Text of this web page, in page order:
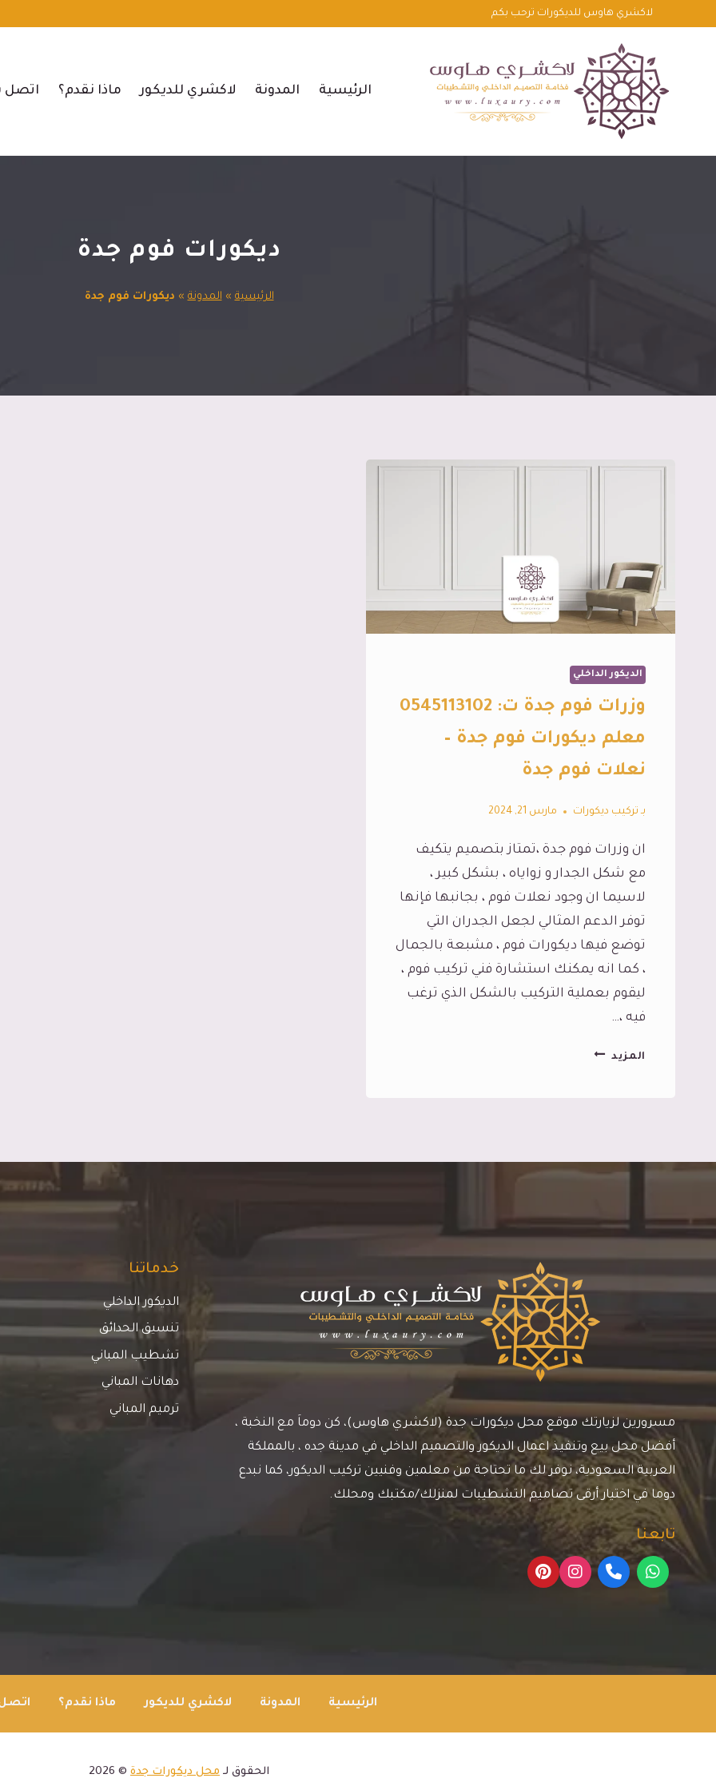
لاكشري هاوس للديكورات ترحب بكم
الرئيسية المدونة لاكشري للديكور ماذا نقدم؟ اتصل
ديكورات فوم جدة
الرئيسية»المدونة» ديكورات فوم جدة
الديكور الداخلي
وزرات فوم جدة ت: 0545113102
معلم ديكورات فوم جدة –
نعلات فوم جدة
بـ تركيب ديكورات مارس 21, 2024
ان وزرات فوم جدة ،تمتاز بتصميم يتكيف
مع شكل الجدار و زواياه ، بشكل كبير ،
لاسيما ان وجود نعلات فوم ، بجانبها فإنها
توفر الدعم المثالي لجعل الجدران التي
توضع فيها ديكورات فوم ، مشبعة بالجمال
، كما انه يمكنك استشارة فني تركيب فوم ،
ليقوم بعملية التركيب بالشكل الذي ترغب
فيه ،…
المزيدوزرات
معلم
فوم
نعلات
فوم
مسرورين لزيارتك موقع محل ديكورات جدة (لاكشري هاوس)، كن دوماَ مع النخبة ،
أفضل محل بيع وتنفيذ اعمال الديكور والتصميم الداخلي في مدينة جده ، بالمملكة
العربية السعودية، نوفر لك ما تحتاجة من معلمين وفنيين تركيب الديكور، كما نبدع
دوما في اختيار أرقى تصاميم التشطيبات لمنزلك/مكتبك ومحلك.
تابعنا
خدماتنا
الديكور الداخلي
تنسيق الحدائق
تشطيب المباني
دهانات المباني
ترميم المباني
الرئيسية المدونة لاكشري للديكور ماذا نقدم؟ اتصل
الحقوق لـ محل ديكورات جدة © 2026